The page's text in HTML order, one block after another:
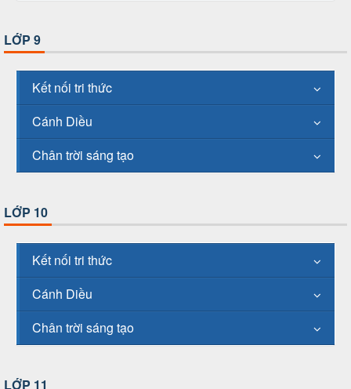
LỚP 9
Kết nối tri thức
Cánh Diều
Chân trời sáng tạo
LỚP 10
Kết nối tri thức
Cánh Diều
Chân trời sáng tạo
LỚP 11